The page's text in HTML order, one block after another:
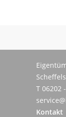
T 06202
Kontakt